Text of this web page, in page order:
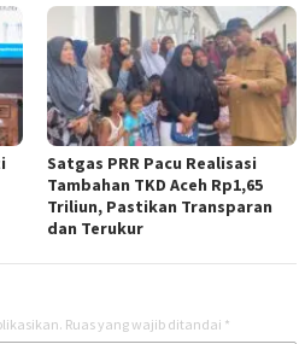
Satgas PRR Pacu Realisasi
Tambahan TKD Aceh Rp1,65
Triliun, Pastikan Transparan
dan Terukur
Ruas yang wajib ditandai *